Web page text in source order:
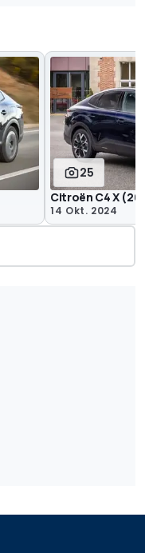
25
Citroën C4 X
14 Okt. 2024